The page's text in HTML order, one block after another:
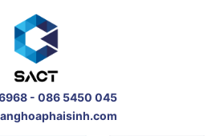
- 086 5450 045